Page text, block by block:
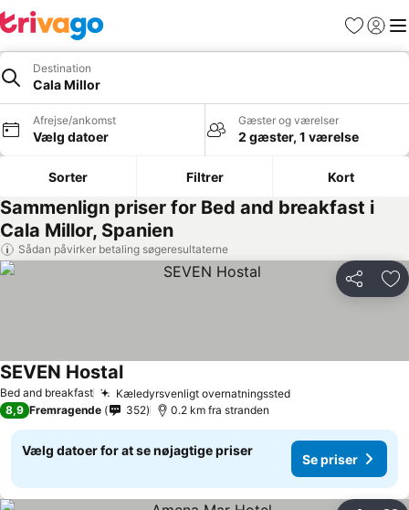
Favoritter
Log ind
Destination
Cala Millor
Afrejse/ankomst
Vælg datoer
Gæster og værelser
2 gæster, 1 værelse
Sorter Filtrer Kort
Sammenlign priser for Bed and breakfast i
Cala Millor, Spanien
Sådan påvirker betaling søgeresultaterne
Del
Bed and breakfast Kæledyrsvenligt overnatningssted
SEVEN Hostal
8,9 Fremragende 352 0.2 km fra stranden
Vælg datoer for at se nøjagtige priser
Se priser